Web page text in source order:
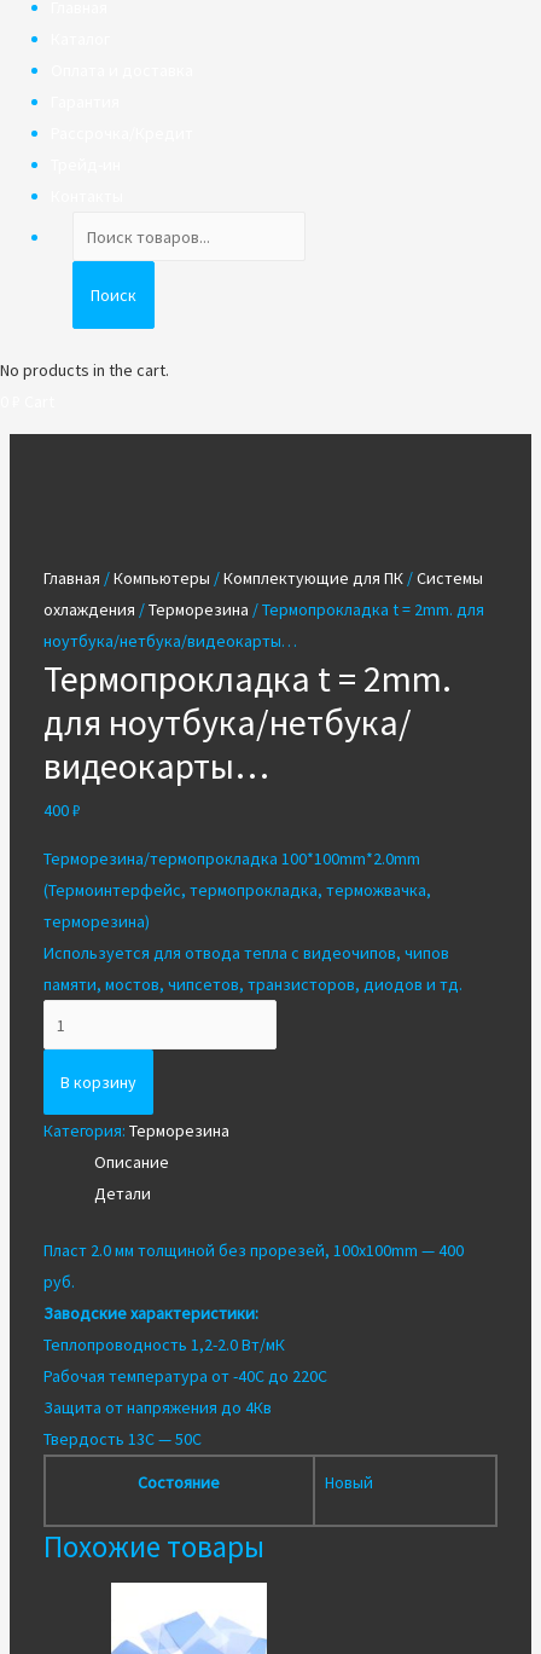
товаров
Поиск
No products in the cart.
Главная /Компьютеры /Комплектующие для ПК/Системы
охлаждения /Терморезина / Термопрокладка t = 2mm. для
ноутбука/нетбука/видеокарты…
Термопрокладка t = 2mm.
для ноутбука/нетбука/
видеокарты…
400₽
Терморезина/термопрокладка 100*100mm*2.0mm
(Термоинтерфейс, термопрокладка, терможвачка,
терморезина)
Используется для отвода тепла с видеочипов, чипов
памяти, мостов, чипсетов, транзисторов, диодов и тд.
Термопрокладка
=
2mm.
ноутбука/
В корзину
Категория: Терморезина
Описание
Детали
Пласт 2.0 мм толщиной без прорезей, 100x100mm —400
руб.
Заводские характеристики:
Теплопроводность 1,2-2.0 Вт/мК
Рабочая температура от -40С до 220С
Защита от напряжения до 4Кв
Твердость 13С — 50С
Состояние
Новый
Похожие товары